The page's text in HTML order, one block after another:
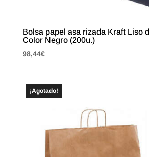
Bolsa papel asa rizada Kraft Liso
Color Negro (200u.)
98,44€
¡Agotado!